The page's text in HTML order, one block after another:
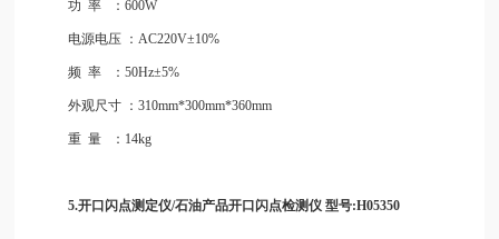
功 率 ：600W
电源电压 ：AC220V±10%
频 率 ：50Hz±5%
外观尺寸 ：310mm*300mm*360mm
重 量 ：14kg
5.开口闪点测定仪/石油产品开口闪点检测仪 型号:H05350